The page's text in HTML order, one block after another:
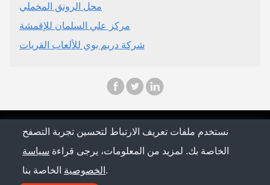
محل الرونق المخملي
مركز علي السلمان للإقمشة
شركة دريم بوي للألعاب القريات
© Saudi Arabia Conference 2026
سياسة الخصوصية
نستخدم ملفات تعريف الارتباط لتحسين تجربة التصفح
الخاصة بك. لمزيد من المعلومات، يرجى قراءة سياسة
الخصوصية الخاصة بنا.